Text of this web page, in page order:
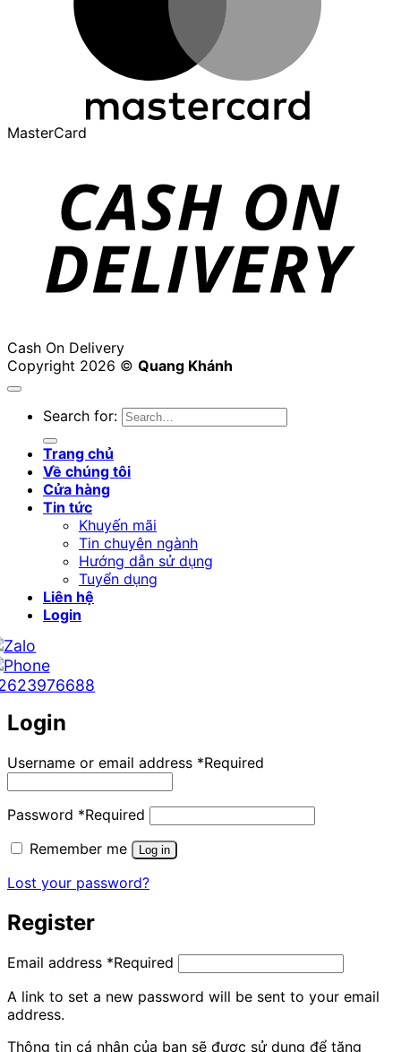
MasterCard
Cash On Delivery
Copyright 2026 © Quang Khánh
Search for:
Trang chủ
Về chúng tôi
Cửa hàng
Tin tức
Khuyến mãi
Tin chuyên ngành
Hướng dẫn sử dụng
Tuyển dụng
Liên hệ
Login
Login
Username or email address *Required
Password *Required
Remember me
Log in
Lost your password?
Register
Email address *Required
A link to set a new password will be sent to your email
address.
Thông tin cá nhân của bạn sẽ được sử dụng để tăng